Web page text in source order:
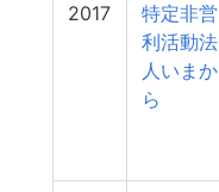
2017
特定非営
利活動法
人いまか
ら